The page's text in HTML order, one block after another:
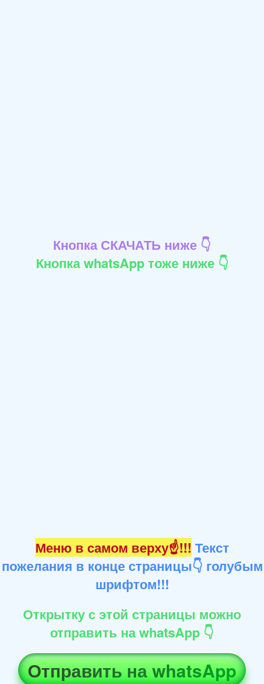
Кнопка СКАЧАТЬ ниже 👇
Кнопка whatsApp тоже ниже 👇
Меню в самом верху☝!!! Текст
пожелания в конце страницы👇 голубым
шрифтом!!!
Открытку с этой страницы можно
отправить на whatsApp 👇
Отправить на whatsApp